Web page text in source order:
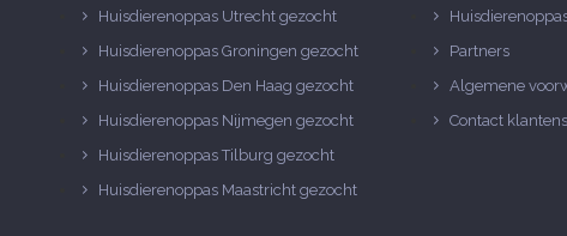
Huisdierenoppas Utrecht gezocht
Huisdierenoppas Groningen gezocht
Huisdierenoppas Den Haag gezocht
Huisdierenoppas Nijmegen gezocht
Huisdierenoppas Tilburg gezocht
Huisdierenoppas Maastricht gezocht
Partners
Algemene
Contact